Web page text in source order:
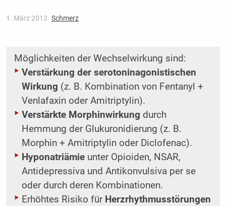
1. März 2013 Schmerz
Möglichkeiten der Wechselwirkung sind:
Verstärkung der serotoninagonistischen
Wirkung (z. B. Kombination von Fentanyl +
Venlafaxin oder Amitriptylin).
Verstärkte Morphinwirkung durch
Hemmung der Glukuronidierung (z. B.
Morphin + Amitriptylin oder Diclofenac).
Hyponatriämieunter Opioiden, NSAR,
Antidepressiva und Antikonvulsiva per se
oder durch deren Kombinationen.
Erhöhtes Risiko für Herzrhythmusstörungen